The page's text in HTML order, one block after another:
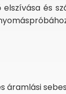
elszívása és
áramlási